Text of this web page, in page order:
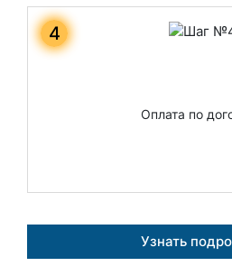
Оплата по
4
Узнать